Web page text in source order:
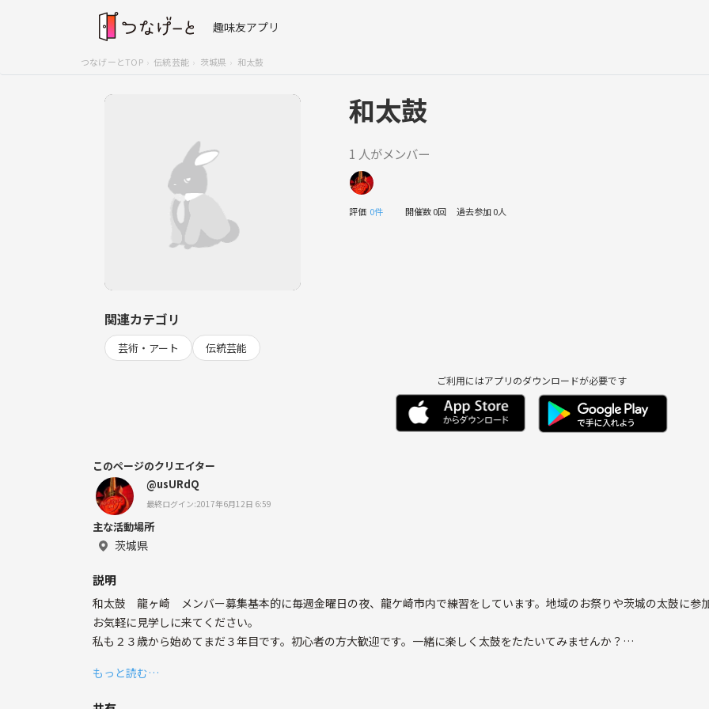
趣味友アプリ
つなげーとTOP 伝統芸能 茨城県 和太鼓
和太鼓
1 人がメンバー
評価 0件 開催数 0回 過去参加 0人
関連カテゴリ
芸術・アート 伝統芸能
ご利用にはアプリのダウンロードが必要です
このページのクリエイター
@usURdQ
最終ログイン:2017年6月12日 6:59
主な活動場所
茨城県
説明
和太鼓 龍ヶ崎 メンバー募集基本的に毎週金曜日の夜、龍ケ崎市内で練習をしています。地域のお祭りや茨城の太鼓に参加
お気軽に見学しに来てください。
私も２３歳から始めてまだ３年目です。初心者の方大歓迎です。一緒に楽しく太鼓をたたいてみませんか？
最初の三カ月は体験入会できます。
もっと読む…